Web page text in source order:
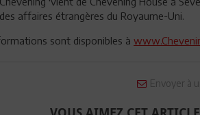
affaires étrangères du Royaume-Uni.
sont disponibles à
Envoyer à